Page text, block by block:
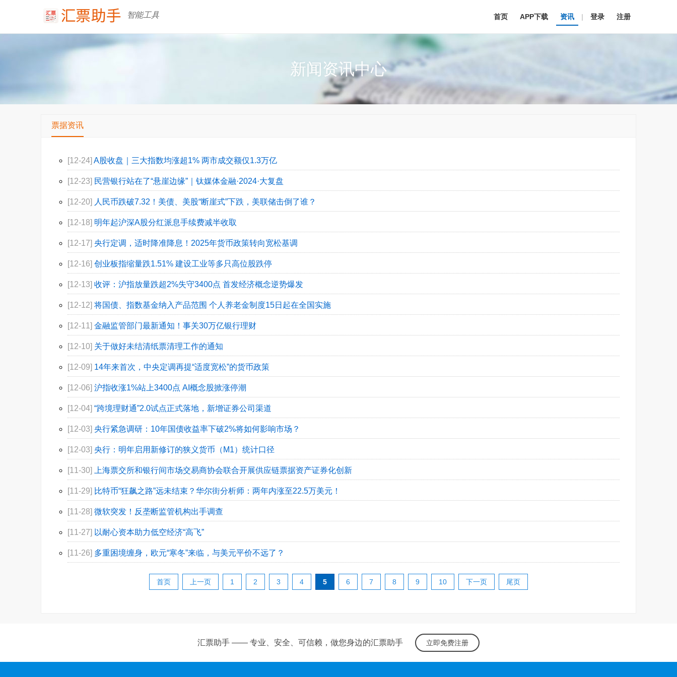
智能工具 首页 APP下载 资讯 | 登录 注册
新闻资讯中心
票据资讯
[12-24] A股收盘｜三大指数均涨超1% 两市成交额仅1.3万亿
[12-23] 民营银行站在了“悬崖边缘”｜钛媒体金融·2024·大复盘
[12-20] 人民币跌破7.32！美债、美股“断崖式”下跌，美联储击倒了谁？
[12-18] 明年起沪深A股分红派息手续费减半收取
[12-17] 央行定调，适时降准降息！2025年货币政策转向宽松基调
[12-16] 创业板指缩量跌1.51% 建设工业等多只高位股跌停
[12-13] 收评：沪指放量跌超2%失守3400点 首发经济概念逆势爆发
[12-12] 将国债、指数基金纳入产品范围 个人养老金制度15日起在全国实施
[12-11] 金融监管部门最新通知！事关30万亿银行理财
[12-10] 关于做好未结清纸票清理工作的通知
[12-09] 14年来首次，中央定调再提“适度宽松”的货币政策
[12-06] 沪指收涨1%站上3400点 AI概念股掀涨停潮
[12-04] “跨境理财通”2.0试点正式落地，新增证券公司渠道
[12-03] 央行紧急调研：10年国债收益率下破2%将如何影响市场？
[12-03] 央行：明年启用新修订的狭义货币（M1）统计口径
[11-30] 上海票交所和银行间市场交易商协会联合开展供应链票据资产证券化创新
[11-29] 比特币“狂飙之路”远未结束？华尔街分析师：两年内涨至22.5万美元！
[11-28] 微软突发！反垄断监管机构出手调查
[11-27] 以耐心资本助力低空经济“高飞”
[11-26] 多重困境缠身，欧元“寒冬”来临，与美元平价不远了？
首页 上一页 1 2 3 4 5 6 7 8 9 10 下一页 尾页
汇票助手 —— 专业、安全、可信赖，做您身边的汇票助手 立即免费注册